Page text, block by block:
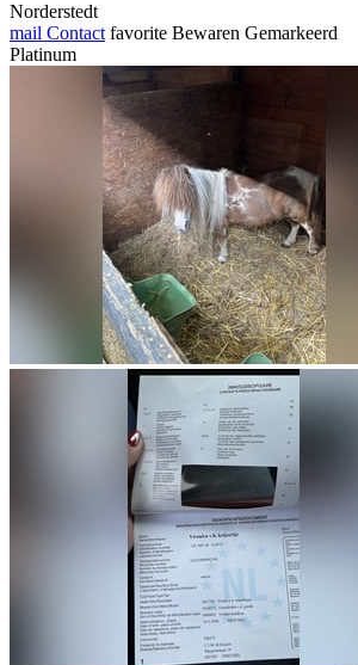
Norderstedt
mail Contact favorite Bewaren Gemarkeerd
Platinum